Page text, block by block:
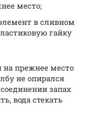
место;
в сливном
гайку
прежнее место
не опирался
запах
вода стекать